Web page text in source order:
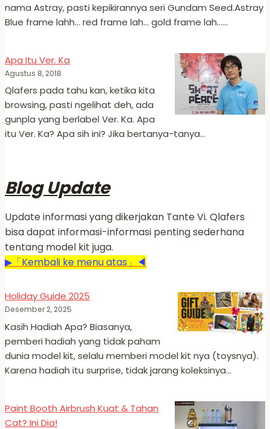
nama Astray, pasti kepikirannya seri Gundam Seed.Astray
Blue frame lahh… red frame lah… gold frame lah……
Apa Itu Ver. Ka
Agustus 8, 2018
Qlafers pada tahu kan, ketika kita
browsing, pasti ngelihat deh, ada
gunpla yang berlabel Ver. Ka. Apa
itu Ver. Ka? Apa sih ini? Jika bertanya-tanya…
Blog Update
Update informasi yang dikerjakan Tante Vi. Qlafers
bisa dapat informasi-informasi penting sederhana
tentang model kit juga.
▶「Kembali ke menu atas」◀
Holiday Guide 2025
Desember 2, 2025
Kasih Hadiah Apa? Biasanya,
pemberi hadiah yang tidak paham
dunia model kit, selalu memberi model kit nya (toysnya).
Karena hadiah itu surprise, tidak jarang koleksinya…
Paint Booth Airbrush Kuat & Tahan
Cat? Ini Dia!